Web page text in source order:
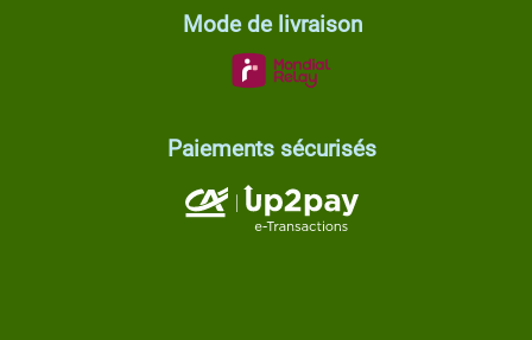
Mode de livraison
Paiements sécurisés